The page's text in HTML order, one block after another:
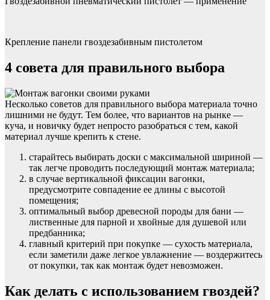
Крепление панели гвоздезабивным пистолетом
4 совета для правильного выбора
Несколько советов для правильного выбора материала точно
лишними не будут. Тем более, что вариантов на рынке —
куча, и новичку будет непросто разобраться с тем, какой
материал лучше крепить к стене.
старайтесь выбирать доски с максимальной шириной —
так легче проводить последующий монтаж материала;
в случае вертикальной фиксации вагонки,
предусмотрите совпадение ее длины с высотой
помещения;
оптимальный выбор древесной породы для бани —
лиственные для парной и хвойные для душевой или
предбанника;
главный критерий при покупке — сухость материала,
если заметили даже легкое увлажнение — воздержитесь
от покупки, так как монтаж будет невозможен.
Как делать с использованием гвоздей?